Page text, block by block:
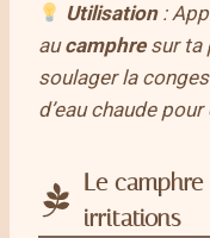
Utilisation:
aucamphresur ta
soulager la
d’eau chaude
Le
irritations